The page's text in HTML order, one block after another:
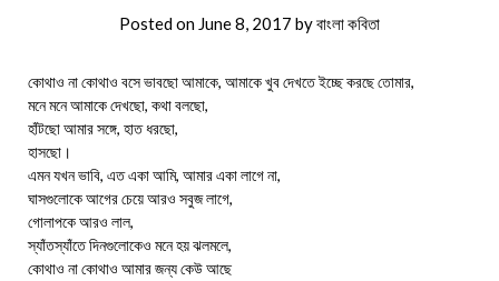
Posted on June 8, 2017 byবাংলা কবিতা
কোথাও না কোথাও বসে ভাবছো আমাকে, আমাকে খুব দেখতে ইচ্ছে করছে তোমার,
মনে মনে আমাকে দেখছো, কথা বলছো,
হাঁটছো আমার সঙ্গে, হাত ধরছো,
হাসছো।
এমন যখন ভাবি, এত একা আমি, আমার একা লাগে না,
ঘাসগুলোকে আগের চেয়ে আরও সবুজ লাগে,
গোলাপকে আরও লাল,
স্যাঁতস্যাঁতে দিনগুলোকেও মনে হয় ঝলমলে,
কোথাও না কোথাও আমার জন্য কেউ আছে